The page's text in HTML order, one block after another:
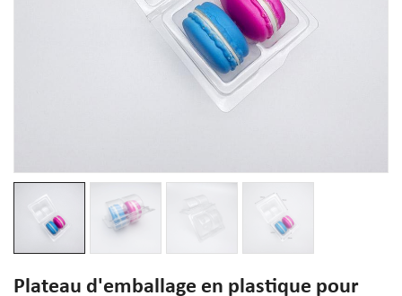
Plateau d'emballage en plastique pour